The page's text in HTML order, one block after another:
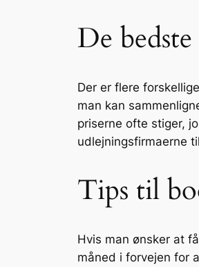
De
Der er flere
man kan
priserne ofte stiger,
udlejningsfirmaerne
Tips til
Hvis man ønsker at
måned i forvejen for